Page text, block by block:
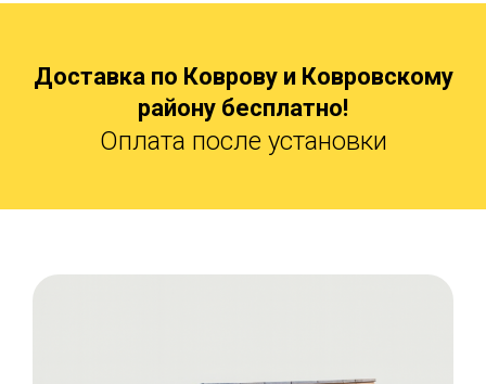
Доставка по Коврову и Ковровскому
району бесплатно!
Оплата после установки